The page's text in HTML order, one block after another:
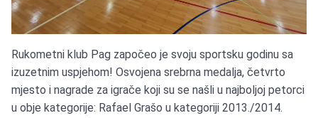
Rukometni klub Pag započeo je svoju sportsku godinu sa
izuzetnim uspjehom! Osvojena srebrna medalja, četvrto
mjesto i nagrade za igrače koji su se našli u najboljoj petorci
u obje kategorije: Rafael Grašo u kategoriji 2013./2014.